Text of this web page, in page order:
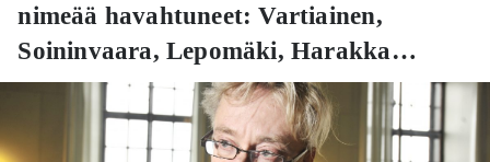
nimeää havahtuneet: Vartiainen,
Soininvaara, Lepomäki, Harakka…